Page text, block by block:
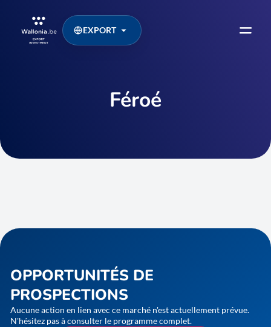
EXPORT
Féroé
OPPORTUNITÉS DE
PROSPECTIONS
Aucune action en lien avec ce marché n'est actuellement prévue.
N'hésitez pas à consulter le programme complet.